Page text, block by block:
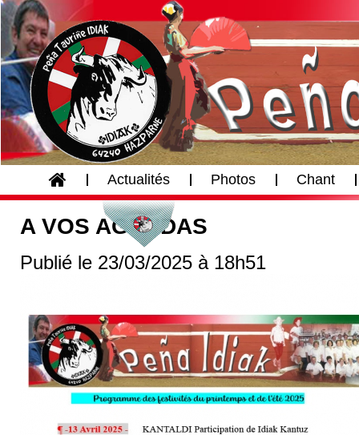
AccueilActualités Photos Chant
A VOS AGENDAS
Publié le 23/03/2025 à 18h51